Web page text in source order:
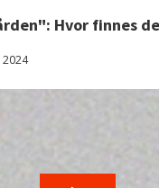
Hvor finnes
2024